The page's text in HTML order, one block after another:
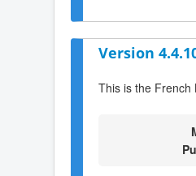
Version
This is the French